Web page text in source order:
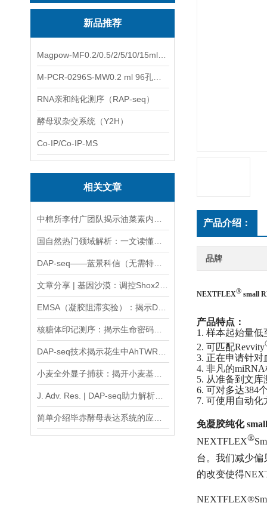
新品推荐
RNA亲和纯化测序（RAP-seq）
酵母双杂交系统（Y2H）
Co-IP/Co-IP-MS
相关文章
产品介绍：
品牌
NEXTFLEX® small
产品特点：
1. 样本起始量低
2. 可匹配Revvity
3. 正在申请针
4. 非凡的
5. 从准备到文
6. 可对多达384
7. 可使用自动化
免凝胶纯化
NEXTFLEX®
台。我们减少
的改变使得